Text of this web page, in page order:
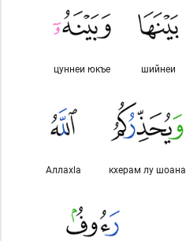
шийнеи
цуннеи юкъе
кхерам лу шоана
Аллахlа